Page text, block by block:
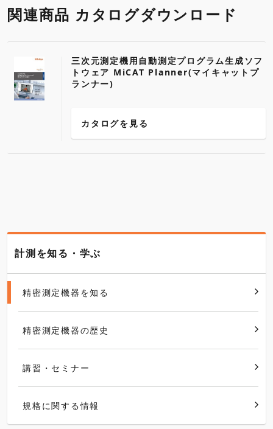
関連商品 カタログダウンロード
三次元測定機用自動測定プログラム生成ソフ
トウェア MiCAT Planner(マイキャットプ
ランナー)
カタログを見る
計測を知る・学ぶ
精密測定機器を知る
精密測定機器の歴史
講習・セミナー
規格に関する情報